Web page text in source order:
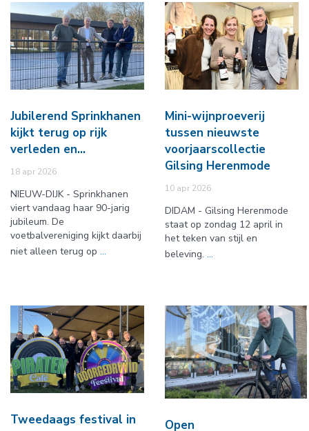
Jubilerend Sprinkhanen
kijkt terug op rijk
verleden en…
18 apr 2026
NIEUW-DIJK - Sprinkhanen
viert vandaag haar 90-jarig
jubileum. De
voetbalvereniging kijkt daarbij
niet alleen terug op ...
Mini-wijnproeverij
tussen nieuwste
voorjaarscollectie
Gilsing Herenmode
10 apr 2026
DIDAM - Gilsing Herenmode
staat op zondag 12 april in
het teken van stijl en
beleving. ...
Tweedaags festival in
Open